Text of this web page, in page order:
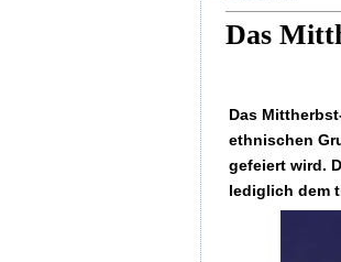
Das
Das
ethnischen
gefeiert wird.
lediglich dem